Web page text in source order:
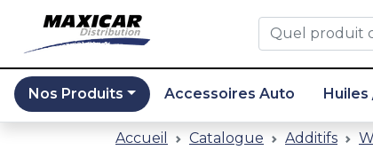
Nos Produits Accessoires Auto
Accueil Catalogue Additifs